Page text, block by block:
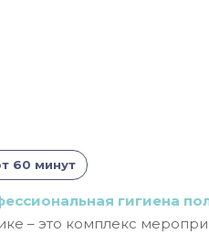
60 минут
гигиена
– это комплекс